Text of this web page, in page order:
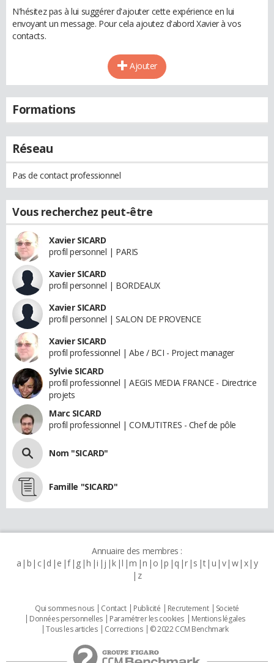
N'hésitez pas à lui suggérer d'ajouter cette expérience en lui
envoyant un message. Pour cela ajoutez d'abord Xavier à vos
contacts.
Ajouter
Formations
Réseau
Pas de contact professionnel
Vous recherchez peut-être
Xavier SICARD
profil personnel | PARIS
Xavier SICARD
profil personnel | BORDEAUX
Xavier SICARD
profil personnel | SALON DE PROVENCE
Xavier SICARD
profil professionnel | Abe / BCI - Project manager
Sylvie SICARD
profil professionnel | AEGIS MEDIA FRANCE - Directrice
projets
Marc SICARD
profil professionnel | COMUTITRES - Chef de pôle
Nom "SICARD"
Famille "SICARD"
Annuaire des membres :
a b c d e f g h i j k l m n o p q r s t u v w x y
z
Qui sommes nous Contact Publicité Recrutement
Societé
Données personnelles
Paramétrer les cookies
Mentions légales
Tous les articles
Corrections © 2022 CCM Benchmark